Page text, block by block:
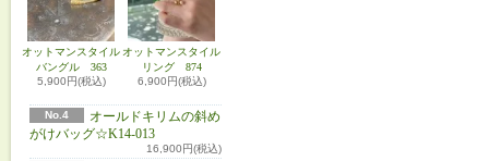
オットマンスタイル
バングル 363
5,900円(税込)
オットマンスタイル
リング 874
6,900円(税込)
No.4
オールドキリムの斜め
がけバッグ☆K14-013
16,900円(税込)